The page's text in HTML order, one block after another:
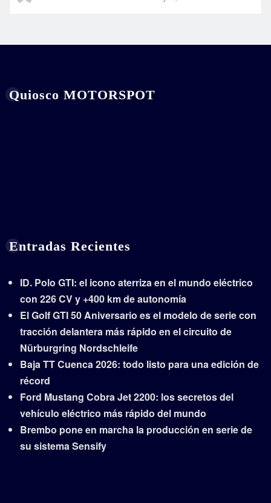
Quiosco MOTORSPOT
Entradas Recientes
ID. Polo GTI: el icono aterriza en el mundo eléctrico
con 226 CV y +400 km de autonomía
El Golf GTI 50 Aniversario es el modelo de serie con
tracción delantera más rápido en el circuito de
Nürburgring Nordschleife
Baja TT Cuenca 2026: todo listo para una edición de
récord
Ford Mustang Cobra Jet 2200: los secretos del
vehículo eléctrico más rápido del mundo
Brembo pone en marcha la producción en serie de
su sistema Sensify